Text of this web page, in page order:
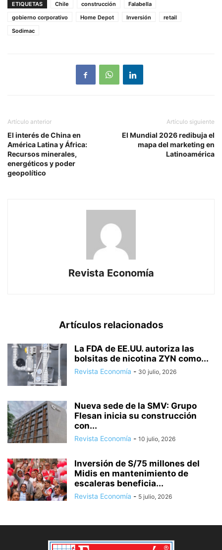
ETIQUETAS Chile construcción
Falabella
gobierno corporativo
Home Depot Inversión
retail
Sodimac
Artículo anterior
El interés de China en
América Latina y África:
Recursos minerales,
energéticos y poder
geopolítico
Artículo siguiente
El Mundial 2026 redibuja el
mapa del marketing en
Latinoamérica
Revista Economía
Artículos relacionados
La FDA de EE.UU. autoriza las
bolsitas de nicotina ZYN como...
Revista Economía - 30 julio, 2026
Nueva sede de la SMV: Grupo
Flesan inicia su construcción
con...
Revista Economía - 10 julio, 2026
Inversión de S/75 millones del
Midis en mantenimiento de
escaleras beneficia...
Revista Economía - 5 julio, 2026